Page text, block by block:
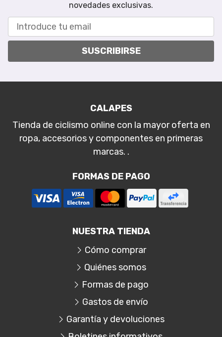
novedades exclusivas.
SUSCRIBIRSE
CALAPES
Tienda de ciclismo online con la mayor oferta en
ropa, accesorios y componentes en primeras
marcas. .
FORMAS DE PAGO
NUESTRA TIENDA
Cómo comprar
Quiénes somos
Formas de pago
Gastos de envío
Garantía y devoluciones